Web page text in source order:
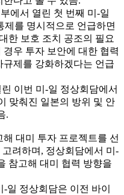
에서 열린 첫 번째 미-일
제를 명시적으로 언급하면
한 보호 조치 공조의 필요
우 투자 보안에 대한 협력
제를 강화하겠다는 언급
이번 미-일 정상회담에서
맞춰진 일본의 방위 및 안
.
대미 투자 프로젝트를 선
려하며, 정상회담에서 미-
참고해 대미 협력 방향을
일 정상회담은 이전 바이